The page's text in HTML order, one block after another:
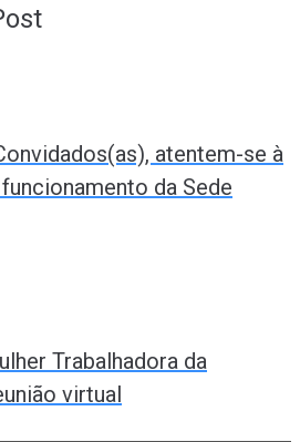
atentem-se à
da Sede
Trabalhadora da
virtual